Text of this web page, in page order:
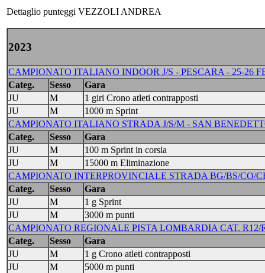
Dettaglio punteggi VEZZOLI ANDREA
2023
CAMPIONATO ITALIANO INDOOR J/S - PESCARA - 25-26
Categ.
Sesso
Gara
JU
M
1 giri Crono atleti contrapposti
JU
M
1000 m Sprint
CAMPIONATO ITALIANO STRADA J/S/M - SAN
Categ.
Sesso
Gara
JU
M
100 m Sprint in corsia
JU
M
15000 m Eliminazione
CAMPIONATO INTERPROVINCIALE STRADA BG/BS/CO/
Categ.
Sesso
Gara
JU
M
1 g Sprint
JU
M
3000 m punti
CAMPIONATO REGIONALE PISTA LOMBARDIA CAT. R12/
Categ.
Sesso
Gara
JU
M
1 g Crono atleti contrapposti
JU
M
5000 m punti